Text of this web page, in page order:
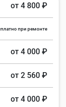
от 4 800 ₽
при ремонте
от 4 000 ₽
от 2 560 ₽
от 4 000 ₽